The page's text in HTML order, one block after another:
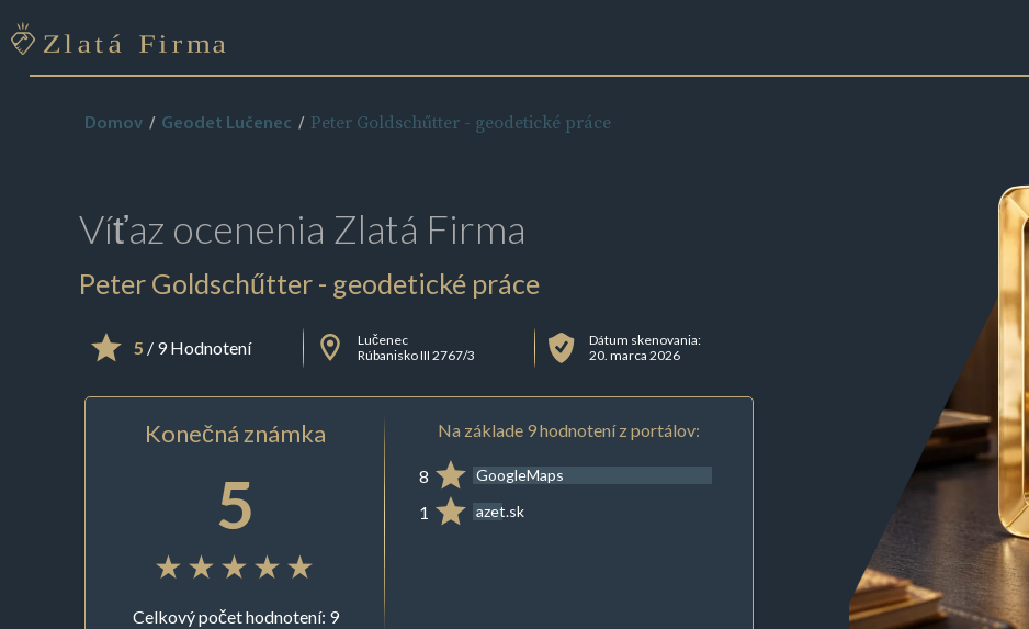
Domov Geodet Lučenec Peter Goldschűtter - geodetické práce
Víťaz ocenenia Zlatá Firma
Peter Goldschűtter - geodetické práce
5 / 9 Hodnotení
Lučenec
Rúbanisko III 2767/3
Dátum skenovania:
20. marca 2026
Konečná známka
5
Celkový počet hodnotení: 9
Na základe 9 hodnotení z portálov:
8 GoogleMaps
1 azet.sk